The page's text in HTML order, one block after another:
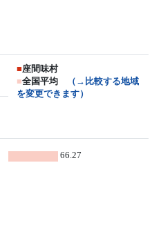
■座間味村
■全国平均
（→比較する地域
を変更できます）
66.27